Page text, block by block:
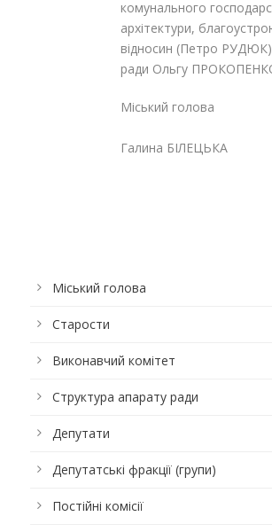
комунального
архітектури,
відносин (Петро
ради Ольгу
Міський голова
Галина БІЛЕЦЬКА
Міський голова
Старости
Виконавчий комітет
Структура апарату ради
Депутати
Депутатські фракції (групи)
Постійні комісії